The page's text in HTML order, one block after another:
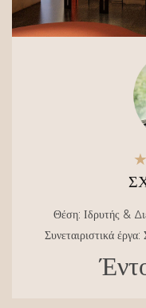
Θέση: Ιδρυτής &
Συνεταιριστικά